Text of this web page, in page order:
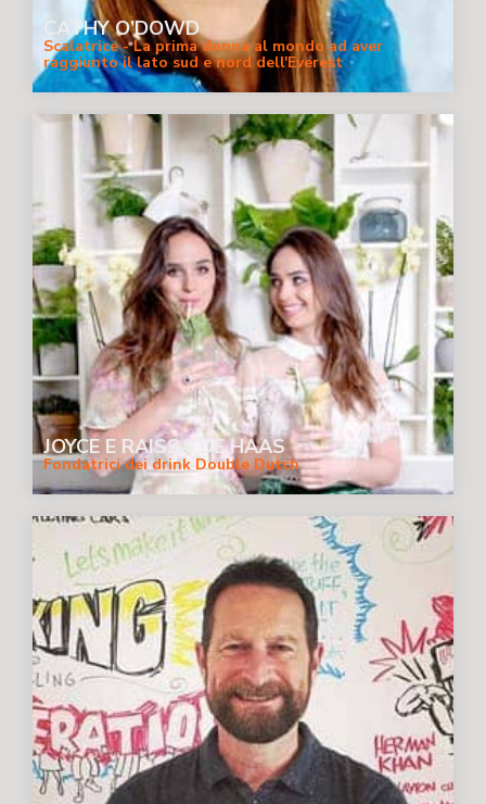
CATHY O’DOWD
Scalatrice - La prima donna al mondo ad aver
raggiunto il lato sud e nord dell'Everest
JOYCE E RAISSA DE HAAS
Fondatrici dei drink Double Dutch